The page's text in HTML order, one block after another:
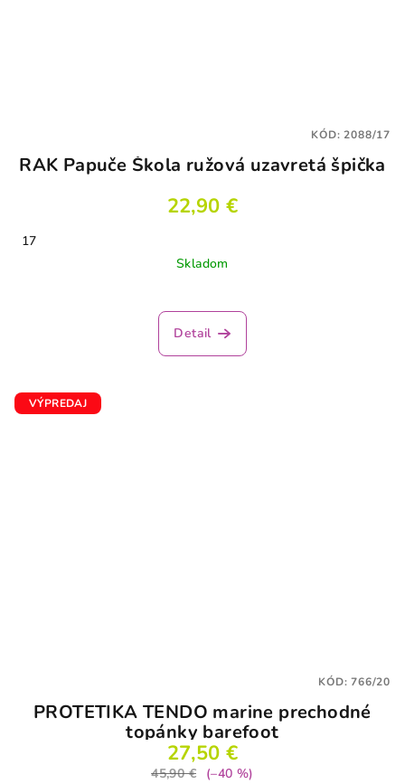
RAK Papuče Škola ružová uzavretá špička
22,90 €
17
Skladom
Detail
KÓD:2088/17
VÝPREDAJ
PROTETIKA TENDO marine prechodné
topánky barefoot
27,50 €
45,90 €
(–40 %)
KÓD:766/20